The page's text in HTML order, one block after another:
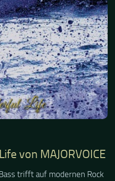
von MAJORVOICE
trifft auf modernen Rock